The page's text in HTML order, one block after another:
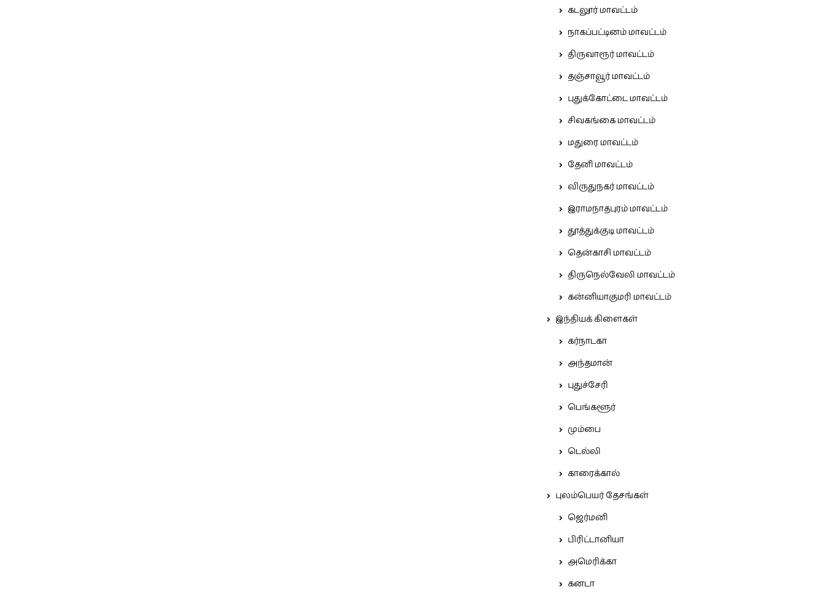
கடலூர் மாவட்டம்
நாகப்பட்டினம் மாவட்டம்
திருவாரூர் மாவட்டம்
தஞ்சாவூர் மாவட்டம்
புதுக்கோட்டை மாவட்டம்
சிவகங்கை மாவட்டம்
மதுரை மாவட்டம்
தேனி மாவட்டம்
விருதுநகர் மாவட்டம்
இராமநாதபுரம் மாவட்டம்
தூத்துக்குடி மாவட்டம்
தென்காசி மாவட்டம்
திருநெல்வேலி மாவட்டம்
கன்னியாகுமரி மாவட்டம்
இந்தியக் கிளைகள்
கர்நாடகா
அந்தமான்
புதுச்சேரி
பெங்களூர்
மும்பை
டெல்லி
காரைக்கால்
புலம்பெயர் தேசங்கள்
ஜெர்மனி
பிரிட்டானியா
அமெரிக்கா
கனடா